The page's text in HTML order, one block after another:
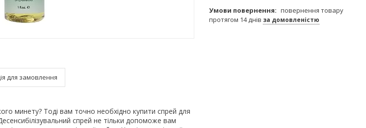
для замовлення
минету? Тоді вам точно необхідно купити спрей для
спрей не тільки допоможе вам
повернення товару
протягом 14 днів за домовленістю